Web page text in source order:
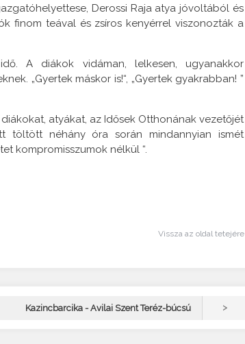
Derossi Raja atya jóvoltából és
finom teával és zsíros kenyérrel viszonozták a
A diákok vidáman, lelkesen, ugyanakkor
„Gyertek máskor is!“, „Gyertek gyakrabban! ”
atyákat, az Idősek Otthonának vezetőjét
néhány óra során mindannyian ismét
kompromisszumok nélkül “.
Vissza az oldal tetejére
Kazincbarcika - Avilai Szent Teréz-búcsú >